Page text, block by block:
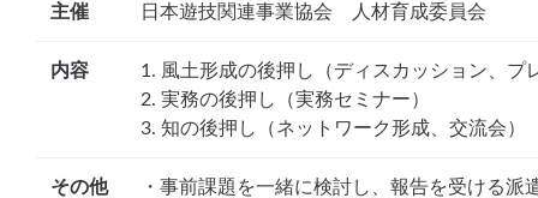
主催 日本遊技関連事業協会 人材育成委員会
内容
1. 風土形成の後押し（ディスカッション、プ
2. 実務の後押し（実務セミナー）
3. 知の後押し（ネットワーク形成、交流会）
その他
・事前課題を一緒に検討し、報告を受ける